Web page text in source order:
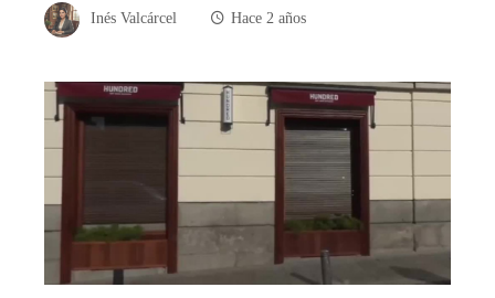
Inés Valcárcel Hace 2 años